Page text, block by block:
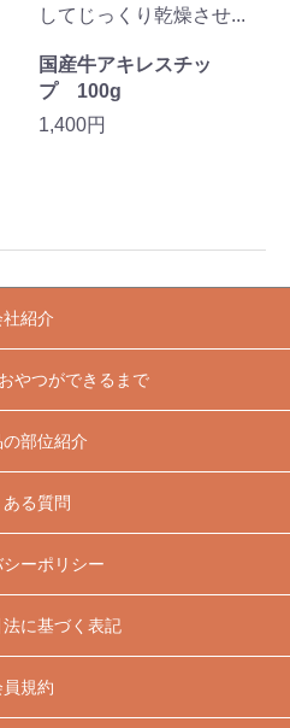
してじっくり乾燥させ...
国産牛アキレスチッ
プ 100g
1,400円
社紹介
やつができるまで
部位紹介
ある質問
ーポリシー
に基づく表記
員規約